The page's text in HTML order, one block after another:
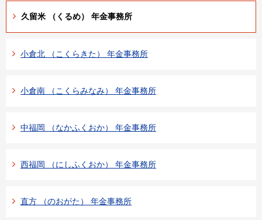
久留米 （くるめ） 年金事務所
小倉北 （こくらきた） 年金事務所
小倉南 （こくらみなみ） 年金事務所
中福岡 （なかふくおか） 年金事務所
西福岡 （にしふくおか） 年金事務所
直方 （のおがた） 年金事務所